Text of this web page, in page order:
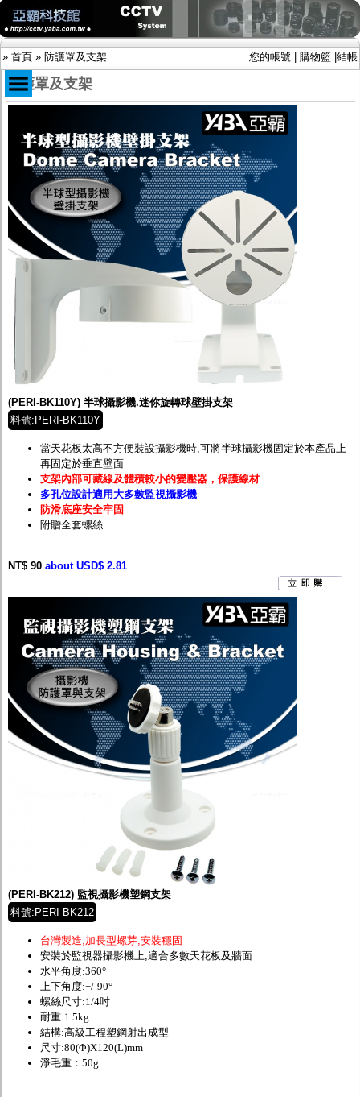
» 首頁 » 防護罩及支架 您的帳號 購物籃 結帳
商品目錄
限時促銷特惠專案
IP網路攝影機及錄放影機
AHD DVR數位錄放影機
AHD半球型(適用屋內)
AHD中小型紅外線攝影機(適用騎樓、室內外)
AHD防護罩型攝影機(適用屋外，紅外線照射
距離遠）
AHD特殊功能型攝影機
旋轉型攝影機.旋轉台
傳統高解析攝影機
多路攝影機單軸傳輸
監聽器.麥克風
網路設備
視訊轉換設備
雙絞線傳輸器
雜訊改善器
分配放大器
網路線用水晶頭
網路線
懶人線.同軸線.花線
線頭.插座.延長線.HDMI線
集線盒.防水盒.配線盒
偽裝嚇阻假監視器. 警示防盜貼紙
電腦工業機殼
防護罩及支架
(PERI-BK110Y) 半球攝影機.迷你旋轉球壁掛支架
料號:PERI-BK110Y
當天花板太高不方便裝設攝影機時,可將半球攝影機固定於本產品上
再固定於垂直壁面
支架內部可藏線及體積較小的變壓器，保護線材
多孔位設計適用大多數監視攝影機
防滑底座安全牢固
附贈全套螺絲
NT$ 90 about USD$ 2.81
(PERI-BK212) 監視攝影機塑鋼支架
料號:PERI-BK212
台灣製造,加長型螺芽,安裝穩固
安裝於監視器攝影機上,適合多數天花板及牆面
水平角度:360°
上下角度:+/-90°
螺絲尺寸:1/4吋
耐重:1.5kg
結構:高級工程塑鋼射出成型
尺寸:80(Φ)X120(L)mm
淨毛重：50g